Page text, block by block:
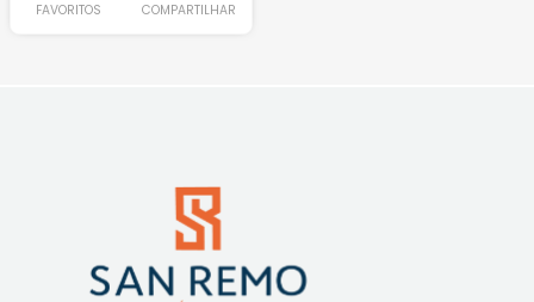
FAVORITOS COMPARTILHAR